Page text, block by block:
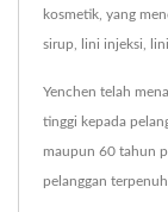
kosmetik, yang
sirup, lini injeksi,
Yenchen telah
tinggi kepada
maupun 60 tahun
pelanggan